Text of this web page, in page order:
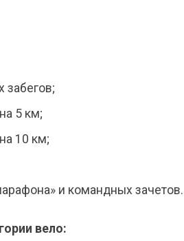
забегов;
5 км;
10 км;
и командных зачетов.
вело: